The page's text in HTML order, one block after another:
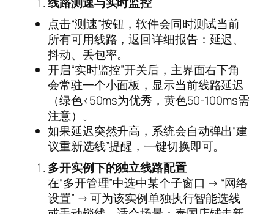
点击“测速”按钮，软件会同时测试当前
所有可用线路，返回详细报告：延迟、
抖动、丢包率。
开启“实时监控”开关后，主界面右下角
会常驻一个小面板，显示当前线路延迟
（绿色<50ms为优秀，黄色50-100ms需
注意）。
如果延迟突然升高，系统会自动弹出“建
议重新选线”提醒，一键切换即可。
多开实例下的独立线路配置
在“多开管理”中选中某个子窗口 → “网络
设置” → 可为该实例单独执行智能选线